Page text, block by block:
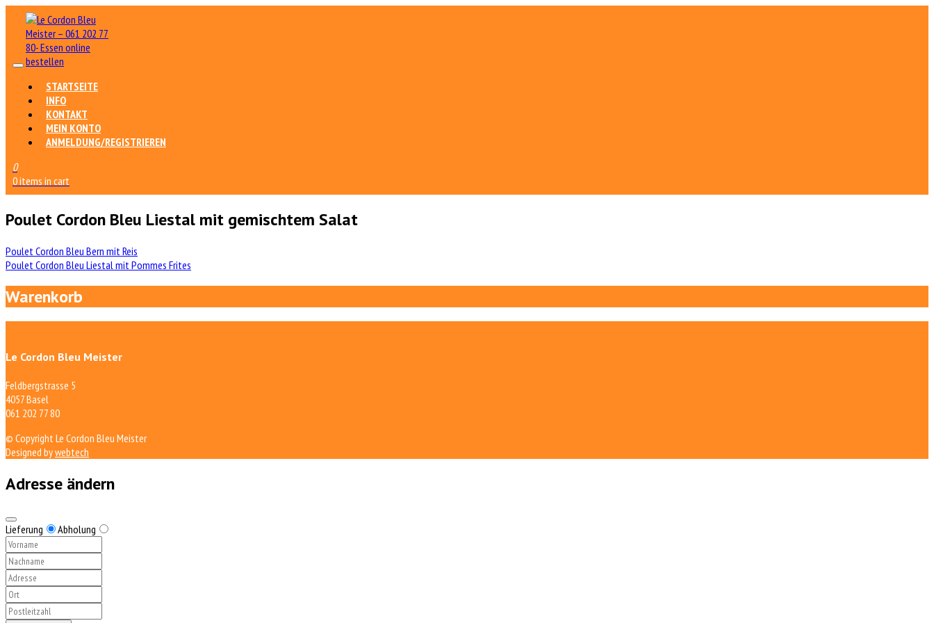
STARTSEITE
INFO
KONTAKT
MEIN KONTO
ANMELDUNG/REGISTRIEREN
0
0 items in cart
Poulet Cordon Bleu Liestal mit gemischtem Salat
Beitrags-
Navigation
Poulet Cordon Bleu Bern mit Reis
Poulet Cordon Bleu Liestal mit Pommes Frites
Warenkorb
Le Cordon Bleu Meister
Feldbergstrasse 5
4057 Basel
061 202 77 80
© Copyright Le Cordon Bleu Meister
Designed bywebtech
Adresse ändern
Lieferung Abholung